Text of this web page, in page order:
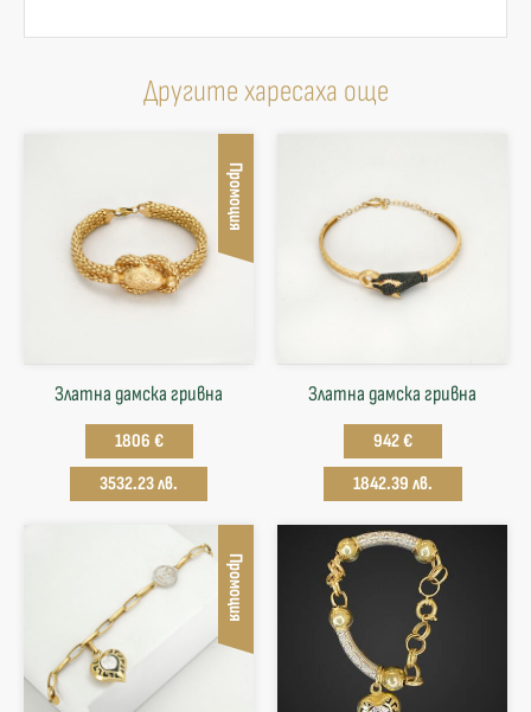
Другите харесаха още
Промоция
Златна дамска гривна
1806 €
3532.23 лв.
Златна дамска гривна
942 €
1842.39 лв.
Промоция